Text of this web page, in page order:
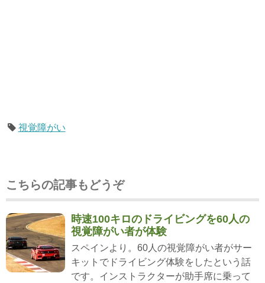
視覚障がい
こちらの記事もどうぞ
時速100キロのドライビングを60人の
視覚障がい者が体験
スペインより。60人の視覚障がい者がサー
キットでドライビング体験をしたという話
です。インストラクターが助手席に乗って